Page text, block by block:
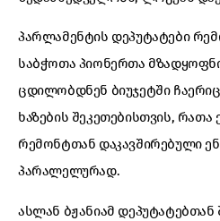
პარლამენტის დეპუტატები
საბჭოთა პიონერთა
ცდილობდნენ ბიუჯეტში
ხაზების შეკეთებისთვის,
რემონტთან დაკავშირებული
პარალელურად.
ასლან ბჟანიამ დეპუტატებთან